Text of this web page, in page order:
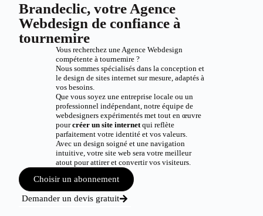
Brandeclic, votre Agence
Webdesign de confiance à
tournemire
Vous recherchez une Agence Webdesign
compétente à tournemire ?
Nous sommes spécialisés dans la conception et
le design de sites internet sur mesure, adaptés à
vos besoins.
Que vous soyez une entreprise locale ou un
professionnel indépendant, notre équipe de
webdesigners expérimentés met tout en œuvre
pourcréer un site internetqui reflète
parfaitement votre identité et vos valeurs.
Avec un design soigné et une navigation
intuitive, votre site web sera votre meilleur
atout pour attirer et convertir vos visiteurs.
Choisir un abonnement
Demander un devis gratuit